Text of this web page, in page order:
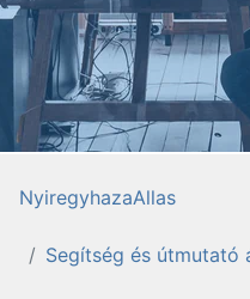
NyiregyhazaAllas
Segítség és útmutató